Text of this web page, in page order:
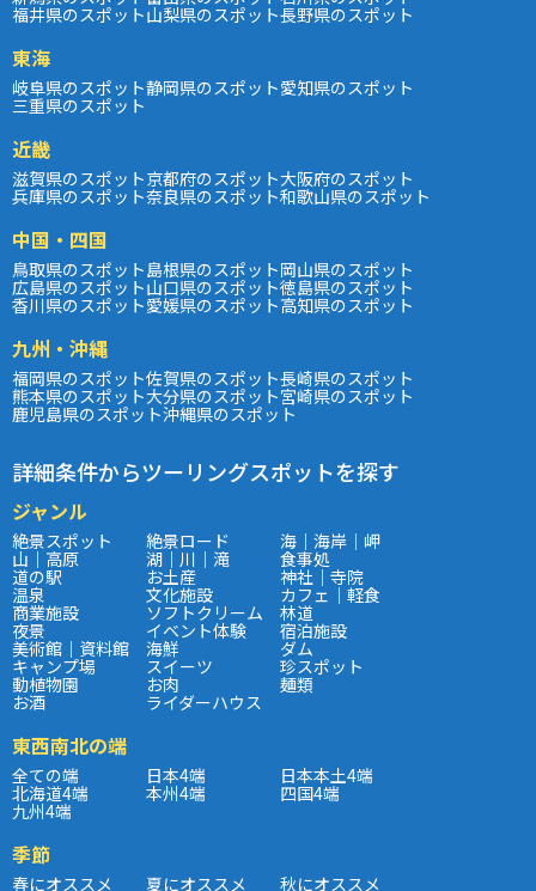
福井県のスポット山梨県のスポット長野県のスポット
東海
岐阜県のスポット静岡県のスポット愛知県のスポット
三重県のスポット
近畿
滋賀県のスポット京都府のスポット大阪府のスポット
兵庫県のスポット奈良県のスポット和歌山県のスポット
中国・四国
鳥取県のスポット島根県のスポット岡山県のスポット
広島県のスポット山口県のスポット徳島県のスポット
香川県のスポット愛媛県のスポット高知県のスポット
九州・沖縄
福岡県のスポット佐賀県のスポット長崎県のスポット
熊本県のスポット大分県のスポット宮崎県のスポット
鹿児島県のスポット沖縄県のスポット
詳細条件からツーリングスポットを探す
ジャンル
絶景スポット 絶景ロード 海｜海岸｜岬
山｜高原 湖｜川｜滝 食事処
道の駅 お土産 神社｜寺院
温泉 文化施設 カフェ｜軽食
商業施設 ソフトクリーム 林道
夜景 イベント体験 宿泊施設
美術館｜資料館 海鮮 ダム
キャンプ場 スイーツ 珍スポット
動植物園 お肉 麺類
お酒 ライダーハウス
東西南北の端
全ての端 日本4端 日本本土4端
北海道4端 本州4端 四国4端
九州4端
季節
春にオススメ 夏にオススメ 秋にオススメ